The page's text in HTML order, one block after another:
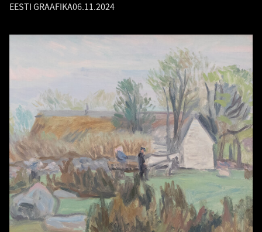
EESTI GRAAFIKA06.11.2024